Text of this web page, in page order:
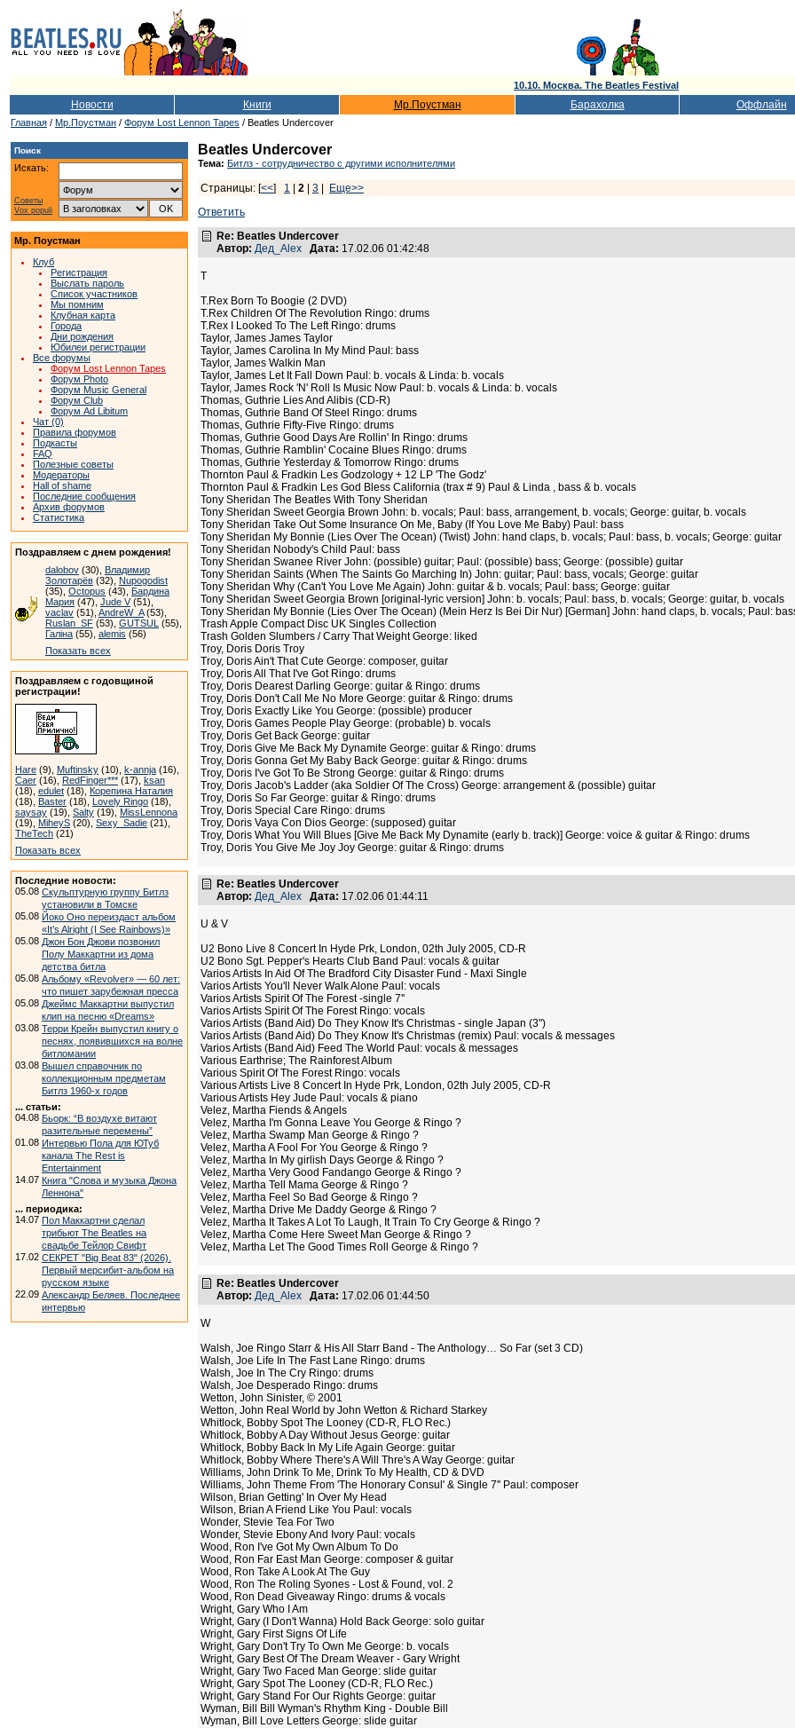
10.10. Москва. The Beatles Festival
Новости Книги Мр.Поустман Барахолка Оффлайн
Главная / Мр.Поустман / Форум Lost Lennon Tapes / Beatles Undercover
Поиск
Искать:
Советы
Vox populi
Мр. Поустман
Клуб
Регистрация
Выслать пароль
Список участников
Мы помним
Клубная карта
Города
Дни рождения
Юбилеи регистрации
Все форумы
Форум Lost Lennon Tapes
Форум Photo
Форум Music General
Форум Club
Форум Ad Libitum
Чат (0)
Правила форумов
Подкасты
FAQ
Полезные советы
Модераторы
Hall of shame
Последние сообщения
Архив форумов
Статистика
Поздравляем с днем рождения!
dalobov (30), Владимир
Золотарёв (32), Nupogodist
(35), Octopus (43), Бардина
Мария (47), Jude V(51),
vaclav (51), AndreW_A(53),
Ruslan_SF (53), GUTSUL (55),
Галіна (55), alemis (56)
Показать всех
Поздравляем с годовщиной
регистрации!
Hare (9), Muftinsky (10), k-annja (16),
Caer (16), RedFinger*** (17), ksan
(18), edulet (18), Корепина Наталия
(18), Baster (18), Lovely Ringo (18),
saysay (19), Salty (19), MissLennona
(19), MiheyS (20), Sexy_Sadie (21),
TheTech (21)
Показать всех
Последние новости:
05.08 Скульптурную группу Битлз
установили в Томске
05.08 Йоко Оно переиздаст альбом
«It’s Alright (I See Rainbows)»
05.08 Джон Бон Джови позвонил
Полу Маккартни из дома
детства битла
05.08 Альбому «Revolver» — 60 лет:
что пишет зарубежная пресса
05.08 Джеймс Маккартни выпустил
клип на песню «Dreams»
03.08 Терри Крейн выпустил книгу о
песнях, появившихся на волне
битломании
03.08 Вышел справочник по
коллекционным предметам
Битлз 1960-х годов
... статьи:
04.08 Бьорк: “В воздухе витают
разительные перемены”
01.08 Интервью Пола для ЮТуб
канала The Rest is
Entertainment
14.07 Книга "Слова и музыка Джона
Леннона"
... периодика:
14.07 Пол Маккартни сделал
трибьют The Beatles на
свадьбе Тейлор Свифт
17.02 СЕКРЕТ "Big Beat 83" (2026).
Первый мерсибит-альбом на
русском языке
22.09 Александр Беляев. Последнее
интервью
Beatles Undercover
Тема: Битлз - сотрудничество с другими исполнителями
Страницы: [<<] 1 2 3
Еще>>
Ответить
Re: Beatles Undercover
Автор: Дед_Alex Дата: 17.02.06 01:42:48
T
T.Rex Born To Boogie (2 DVD)
T.Rex Children Of The Revolution Ringo: drums
T.Rex I Looked To The Left Ringo: drums
Taylor, James James Taylor
Taylor, James Carolina In My Mind Paul: bass
Taylor, James Walkin Man
Taylor, James Let It Fall Down Paul: b. vocals & Linda: b. vocals
Taylor, James Rock 'N' Roll Is Music Now Paul: b. vocals & Linda: b. vocals
Thomas, Guthrie Lies And Alibis (CD-R)
Thomas, Guthrie Band Of Steel Ringo: drums
Thomas, Guthrie Fifty-Five Ringo: drums
Thomas, Guthrie Good Days Are Rollin' In Ringo: drums
Thomas, Guthrie Ramblin' Cocaine Blues Ringo: drums
Thomas, Guthrie Yesterday & Tomorrow Ringo: drums
Thornton Paul & Fradkin Les Godzology + 12 LP 'The Godz'
Thornton Paul & Fradkin Les God Bless California (trax # 9) Paul & Linda , bass & b. vocals
Tony Sheridan The Beatles With Tony Sheridan
Tony Sheridan Sweet Georgia Brown John: b. vocals; Paul: bass, arrangement, b. vocals; George: guitar, b. vocals
Tony Sheridan Take Out Some Insurance On Me, Baby (If You Love Me Baby) Paul: bass
Tony Sheridan My Bonnie (Lies Over The Ocean) (Twist) John: hand claps, b. vocals; Paul: bass, b. vocals; George: guitar
Tony Sheridan Nobody's Child Paul: bass
Tony Sheridan Swanee River John: (possible) guitar; Paul: (possible) bass; George: (possible) guitar
Tony Sheridan Saints (When The Saints Go Marching In) John: guitar; Paul: bass, vocals; George: guitar
Tony Sheridan Why (Can't You Love Me Again) John: guitar & b. vocals; Paul: bass; George: guitar
Tony Sheridan Sweet Georgia Brown [original-lyric version] John: b. vocals; Paul: bass, b. vocals; George: guitar, b. vocals
Tony Sheridan My Bonnie (Lies Over The Ocean) (Mein Herz Is Bei Dir Nur) [German] John: hand claps, b. vocals; Paul:
Trash Apple Compact Disc UK Singles Collection
Trash Golden Slumbers / Carry That Weight George: liked
Troy, Doris Doris Troy
Troy, Doris Ain't That Cute George: composer, guitar
Troy, Doris All That I've Got Ringo: drums
Troy, Doris Dearest Darling George: guitar & Ringo: drums
Troy, Doris Don't Call Me No More George: guitar & Ringo: drums
Troy, Doris Exactly Like You George: (possible) producer
Troy, Doris Games People Play George: (probable) b. vocals
Troy, Doris Get Back George: guitar
Troy, Doris Give Me Back My Dynamite George: guitar & Ringo: drums
Troy, Doris Gonna Get My Baby Back George: guitar & Ringo: drums
Troy, Doris I've Got To Be Strong George: guitar & Ringo: drums
Troy, Doris Jacob's Ladder (aka Soldier Of The Cross) George: arrangement & (possible) guitar
Troy, Doris So Far George: guitar & Ringo: drums
Troy, Doris Special Care Ringo: drums
Troy, Doris Vaya Con Dios George: (supposed) guitar
Troy, Doris What You Will Blues [Give Me Back My Dynamite (early b. track)] George: voice & guitar & Ringo: drums
Troy, Doris You Give Me Joy Joy George: guitar & Ringo: drums
Re: Beatles Undercover
Автор: Дед_Alex Дата: 17.02.06 01:44:11
U & V
U2 Bono Live 8 Concert In Hyde Prk, London, 02th July 2005, CD-R
U2 Bono Sgt. Pepper's Hearts Club Band Paul: vocals & guitar
Varios Artists In Aid Of The Bradford City Disaster Fund - Maxi Single
Varios Artists You'll Never Walk Alone Paul: vocals
Varios Artists Spirit Of The Forest -single 7''
Varios Artists Spirit Of The Forest Ringo: vocals
Varios Artists (Band Aid) Do They Know It's Christmas - single Japan (3")
Varios Artists (Band Aid) Do They Know It's Christmas (remix) Paul: vocals & messages
Varios Artists (Band Aid) Feed The World Paul: vocals & messages
Various Earthrise; The Rainforest Album
Various Spirit Of The Forest Ringo: vocals
Various Artists Live 8 Concert In Hyde Prk, London, 02th July 2005, CD-R
Various Artists Hey Jude Paul: vocals & piano
Velez, Martha Fiends & Angels
Velez, Martha I'm Gonna Leave You George & Ringo ?
Velez, Martha Swamp Man George & Ringo ?
Velez, Martha A Fool For You George & Ringo ?
Velez, Martha In My girlish Days George & Ringo ?
Velez, Martha Very Good Fandango George & Ringo ?
Velez, Martha Tell Mama George & Ringo ?
Velez, Martha Feel So Bad George & Ringo ?
Velez, Martha Drive Me Daddy George & Ringo ?
Velez, Martha It Takes A Lot To Laugh, It Train To Cry George & Ringo ?
Velez, Martha Come Here Sweet Man George & Ringo ?
Velez, Martha Let The Good Times Roll George & Ringo ?
Re: Beatles Undercover
Автор: Дед_Alex Дата: 17.02.06 01:44:50
W
Walsh, Joe Ringo Starr & His All Starr Band - The Anthology… So Far (set 3 CD)
Walsh, Joe Life In The Fast Lane Ringo: drums
Walsh, Joe In The Cry Ringo: drums
Walsh, Joe Desperado Ringo: drums
Wetton, John Sinister, © 2001
Wetton, John Real World by John Wetton & Richard Starkey
Whitlock, Bobby Spot The Looney (CD-R, FLO Rec.)
Whitlock, Bobby A Day Without Jesus George: guitar
Whitlock, Bobby Back In My Life Again George: guitar
Whitlock, Bobby Where There's A Will Thre's A Way George: guitar
Williams, John Drink To Me, Drink To My Health, CD & DVD
Williams, John Theme From 'The Honorary Consul' & Single 7'' Paul: composer
Wilson, Brian Getting' In Over My Head
Wilson, Brian A Friend Like You Paul: vocals
Wonder, Stevie Tea For Two
Wonder, Stevie Ebony And Ivory Paul: vocals
Wood, Ron I've Got My Own Album To Do
Wood, Ron Far East Man George: composer & guitar
Wood, Ron Take A Look At The Guy
Wood, Ron The Roling Syones - Lost & Found, vol. 2
Wood, Ron Dead Giveaway Ringo: drums & vocals
Wright, Gary Who I Am
Wright, Gary (I Don't Wanna) Hold Back George: solo guitar
Wright, Gary First Signs Of Life
Wright, Gary Don't Try To Own Me George: b. vocals
Wright, Gary Best Of The Dream Weaver - Gary Wright
Wright, Gary Two Faced Man George: slide guitar
Wright, Gary Spot The Looney (CD-R, FLO Rec.)
Wright, Gary Stand For Our Rights George: guitar
Wyman, Bill Bill Wyman's Rhythm King - Double Bill
Wyman, Bill Love Letters George: slide guitar